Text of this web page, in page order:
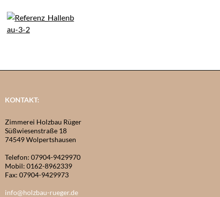
KONTAKT:
Zimmerei Holzbau Rüger
Süßwiesenstraße 18
74549 Wolpertshausen
Telefon: 07904-9429970
Mobil: 0162-8962339
Fax: 07904-9429973
info@holzbau-rueger.de